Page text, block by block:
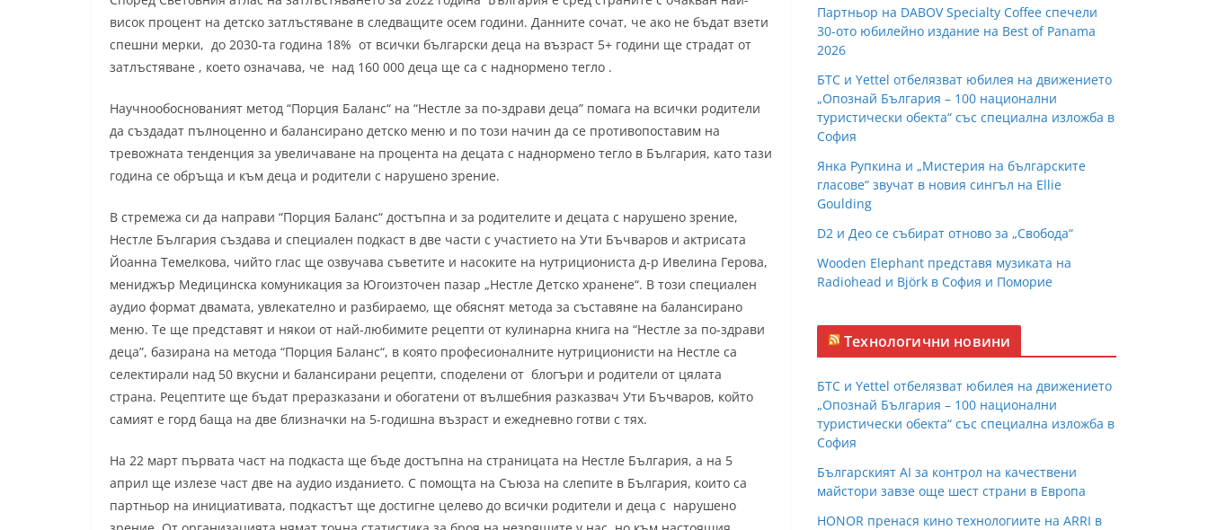
висок процент на детско затлъстяване в следващите осем години. Данните сочат, че ако не бъдат взети
спешни мерки, до 2030-та година 18% от всички български деца на възраст 5+ години ще страдат от
затлъстяване , което означава, че над 160 000 деца ще са с наднормено тегло .
Научнообоснованият метод “Порция Баланс“ на “Нестле за по-здрави деца” помага на всички родители
да създадат пълноценно и балансирано детско меню и по този начин да се противопоставим на
тревожната тенденция за увеличаване на процента на децата с наднормено тегло в България, като тази
година се обръща и към деца и родители с нарушено зрение.
В стремежа си да направи “Порция Баланс“ достъпна и за родителите и децата с нарушено зрение,
Нестле България създава и специален подкаст в две части с участието на Ути Бъчваров и актрисата
Йоанна Темелкова, чийто глас ще озвучава съветите и насоките на нутрициониста д-р Ивелина Герова,
мениджър Медицинска комуникация за Югоизточен пазар „Нестле Детско хранене“. В този специален
аудио формат двамата, увлекателно и разбираемо, ще обяснят метода за съставяне на балансирано
меню. Те ще представят и някои от най-любимите рецепти от кулинарна книга на “Нестле за по-здрави
деца”, базирана на метода “Порция Баланс“, в която професионалните нутриционисти на Нестле са
селектирали над 50 вкусни и балансирани рецепти, споделени от блогъри и родители от цялата
страна. Рецептите ще бъдат преразказани и обогатени от вълшебния разказвач Ути Бъчваров, който
самият е горд баща на две близначки на 5-годишна възраст и ежедневно готви с тях.
На 22 март първата част на подкаста ще бъде достъпна на страницата на Нестле България, а на 5
април ще излезе част две на аудио изданието. С помощта на Съюза на слепите в България, които са
партньор на инициативата, подкастът ще достигне целево до всички родители и деца с нарушено
Партньор на DABOV Specialty Coffee спечели
30-ото юбилейно издание на Best of Panama
2026
БТС и Yettel отбелязват юбилея на движението
„Опознай България – 100 национални
туристически обекта“ със специална изложба в
София
Янка Рупкина и „Мистерия на българските
гласове“ звучат в новия сингъл на Ellie
Goulding
D2 и Део се събират отново за „Свобода“
Wooden Elephant представя музиката на
Radiohead и Björk в София и Поморие
Технологични новини
БТС и Yettel отбелязват юбилея на движението
„Опознай България – 100 национални
туристически обекта“ със специална изложба в
София
Българският AI за контрол на качествени
майстори завзе още шест страни в Европа
HONOR пренася кино технологиите на ARRI в